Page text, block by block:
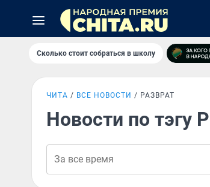
Сколько стоит собраться в школу
ЧИТА ВСЕ НОВОСТИ РАЗВРАТ
Новости по тэгу